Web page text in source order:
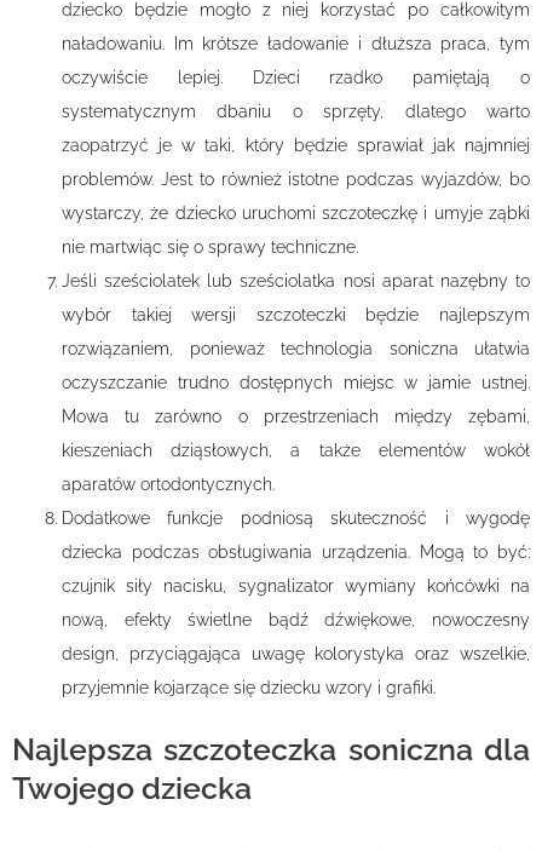
dziecko będzie mogło z niej korzystać po całkowitym
naładowaniu. Im krótsze ładowanie i dłuższa praca, tym
oczywiście lepiej. Dzieci rzadko pamiętają o
systematycznym dbaniu o sprzęty, dlatego warto
zaopatrzyć je w taki, który będzie sprawiał jak najmniej
problemów. Jest to również istotne podczas wyjazdów, bo
wystarczy, że dziecko uruchomi szczoteczkę i umyje ząbki
nie martwiąc się o sprawy techniczne.
Jeśli sześciolatek lub sześciolatka nosi aparat nazębny to
wybór takiej wersji szczoteczki będzie najlepszym
rozwiązaniem, ponieważ technologia soniczna ułatwia
oczyszczanie trudno dostępnych miejsc w jamie ustnej.
Mowa tu zarówno o przestrzeniach między zębami,
kieszeniach dziąsłowych, a także elementów wokół
aparatów ortodontycznych.
Dodatkowe funkcje podniosą skuteczność i wygodę
dziecka podczas obsługiwania urządzenia. Mogą to być:
czujnik siły nacisku, sygnalizator wymiany końcówki na
nową, efekty świetlne bądź dźwiękowe, nowoczesny
design, przyciągająca uwagę kolorystyka oraz wszelkie,
przyjemnie kojarzące się dziecku wzory i grafiki.
Najlepsza szczoteczka soniczna dla
Twojego dziecka